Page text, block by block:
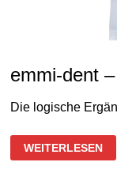
emmi-dent
Die logische
EMMI-
DENT
WEITERLESEN